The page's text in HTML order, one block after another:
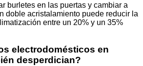
burletes en las puertas y cambiar a
doble acristalamiento puede reducir la
entre un 20% y un 35%
electrodomésticos en
desperdician?